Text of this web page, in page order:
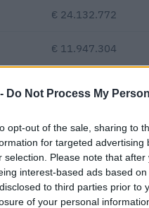
Do Not Process My
opt-out of the sale, sharing to
for targeted
selection. Please note that
interest-based ads based
to third parties prior to
of your personal
€ 24.132.772
€ 11.947.304